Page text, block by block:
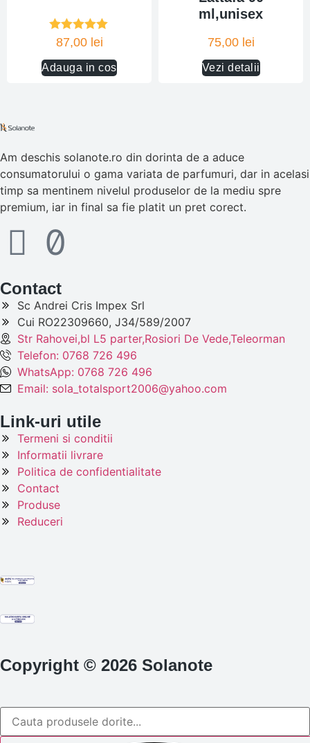
87,00 lei
Adauga in cos
Evaluat la
5.00
ml,unisex
75,00 lei
Vezi detalii
Am deschis solanote.ro din dorinta de a aduce
consumatorului o gama variata de parfumuri, dar in acelasi
timp sa mentinem nivelul produselor de la mediu spre
premium, iar in final sa fie platit un pret corect.
Contact
Sc Andrei Cris Impex Srl
Cui RO22309660, J34/589/2007
Str Rahovei,bl L5 parter,Rosiori De Vede,Teleorman
Telefon: 0768 726 496
WhatsApp: 0768 726 496
Email: sola_totalsport2006@yahoo.com
Link-uri utile
Termeni si conditii
Informatii livrare
Politica de confidentialitate
Contact
Produse
Reduceri
Copyright © 2026 Solanote